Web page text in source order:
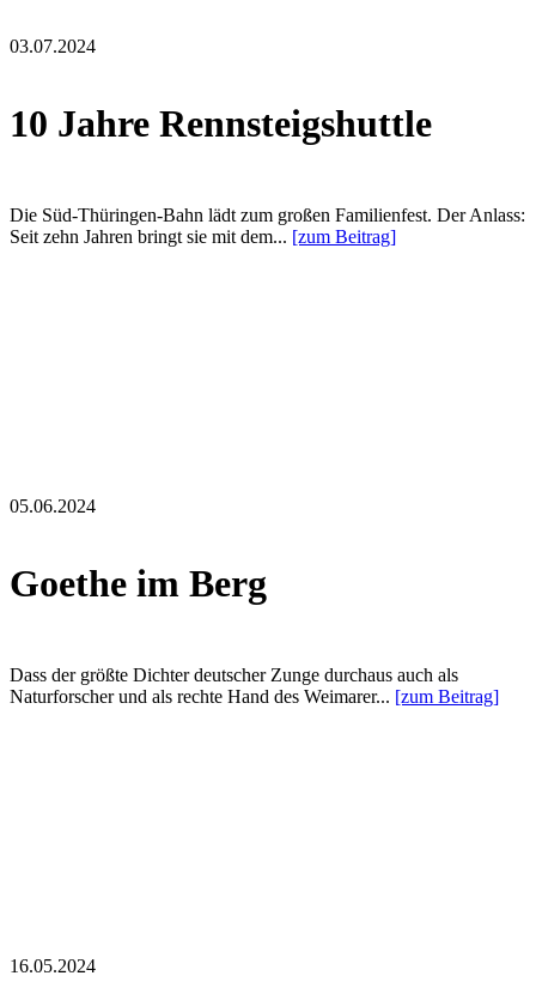
03.07.2024
10 Jahre Rennsteigshuttle
Die Süd-Thüringen-Bahn lädt zum großen Familienfest. Der Anlass:
Seit zehn Jahren bringt sie mit dem... [zum Beitrag]
05.06.2024
Goethe im Berg
Dass der größte Dichter deutscher Zunge durchaus auch als
Naturforscher und als rechte Hand des Weimarer... [zum Beitrag]
16.05.2024